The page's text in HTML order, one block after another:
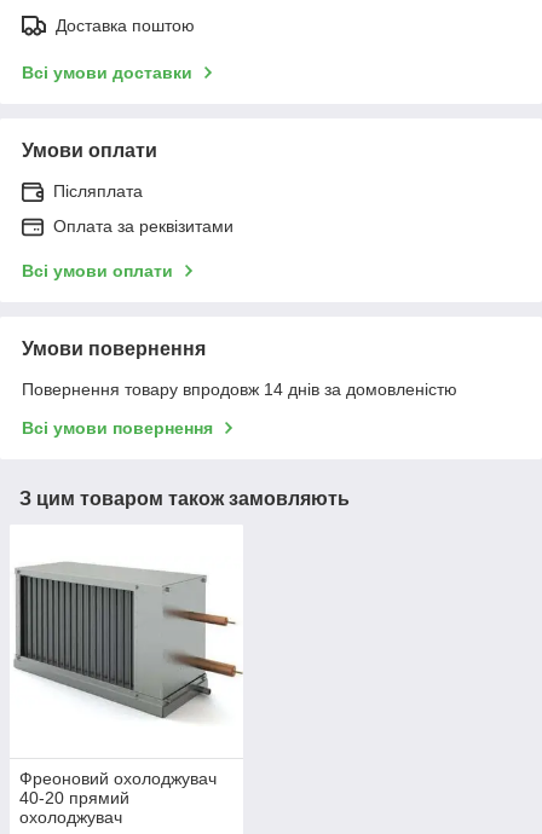
Доставка поштою
Всі умови доставки
Умови оплати
Післяплата
Оплата за реквізитами
Всі умови оплати
Умови повернення
Повернення товару впродовж 14 днів за домовленістю
Всі умови повернення
З цим товаром також замовляють
Фреоновий охолоджувач
40-20 прямий
охолоджувач